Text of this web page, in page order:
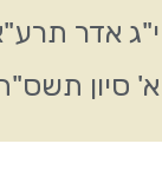
י"ג אדר תרע"א - 27/
א' סיון תשס"ה - 8/6/